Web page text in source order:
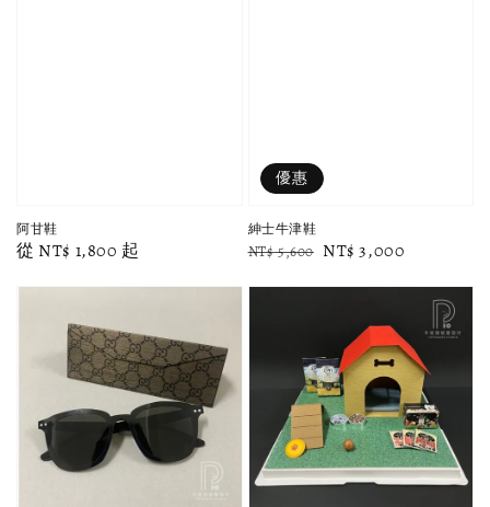
阿甘鞋
Regular
從 NT$ 1,800 起
優惠
紳士牛津鞋
Regular
NT$ 5,600 Sale
NT$ 3,000